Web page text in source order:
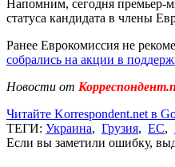
Напомним, сегодня премьер-
статуса кандидата в члены
Ранее Еврокомиссия не
собрались на акции в
Новости от
Читайте Korrespondent.net в
ТЕГИ: Украина, Грузия, ЕС,
Если вы заметили ошибку,